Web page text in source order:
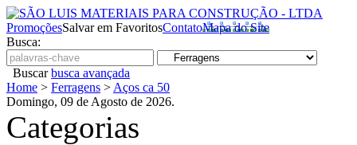
PromoçõesSalvar em FavoritosContatoMapa do Site
Busca:
Buscar busca avançada
Home > Ferragens > Aços ca 50
Domingo, 09 de Agosto de 2026.
Categorias